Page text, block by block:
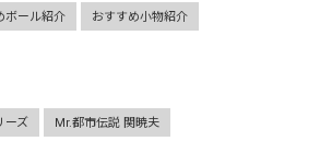
ボール紹介 おすすめ小物紹介
ーズ Mr.都市伝説 関暁夫